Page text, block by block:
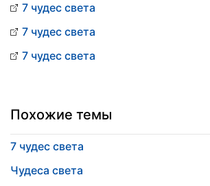
7 чудес света
7 чудес света
7 чудес света
Похожие темы
7 чудес света
Чудеса света